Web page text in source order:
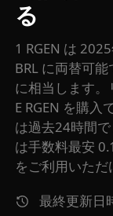
る
1 RGEN は
BRL に両替可
に相当します。
E RGEN を購入
は過去24時間
は手数料最安
をご利用いただ
最終更新日